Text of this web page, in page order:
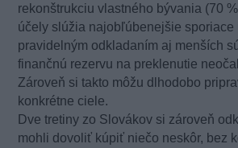
rekonštrukciu vlastného bývania (70
účely slúžia najobľúbenejšie sporiace
pravidelným odkladaním aj menších
finančnú rezervu na preklenutie
Zároveň si takto môžu dlhodobo
konkrétne ciele.
Dve tretiny zo Slovákov si zároveň
mohli dovoliť kúpiť niečo neskôr, bez